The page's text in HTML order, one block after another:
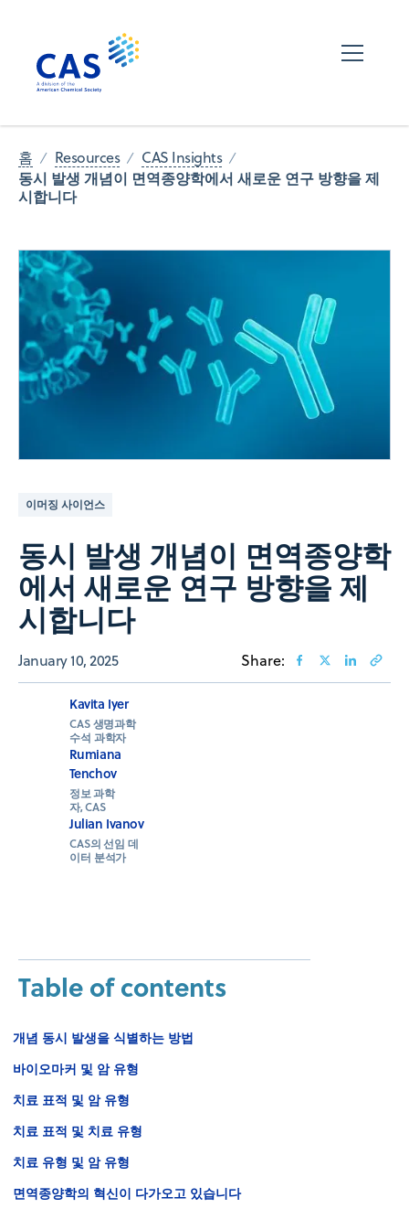
홈 Resources CAS Insights
동시 발생 개념이 면역종양학에서 새로운 연구 방향을 제
시합니다
이머징 사이언스
동시 발생 개념이 면역종양학
에서 새로운 연구 방향을 제
시합니다
January 10, 2025 Share:
Kavita Iyer
CAS 생명과학
수석 과학자
Rumiana
Tenchov
정보 과학
자, CAS
Julian Ivanov
CAS의 선임 데
이터 분석가
Table of contents
개념 동시 발생을 식별하는 방법
바이오마커 및 암 유형
치료 표적 및 암 유형
치료 표적 및 치료 유형
치료 유형 및 암 유형
면역종양학의 혁신이 다가오고 있습니다